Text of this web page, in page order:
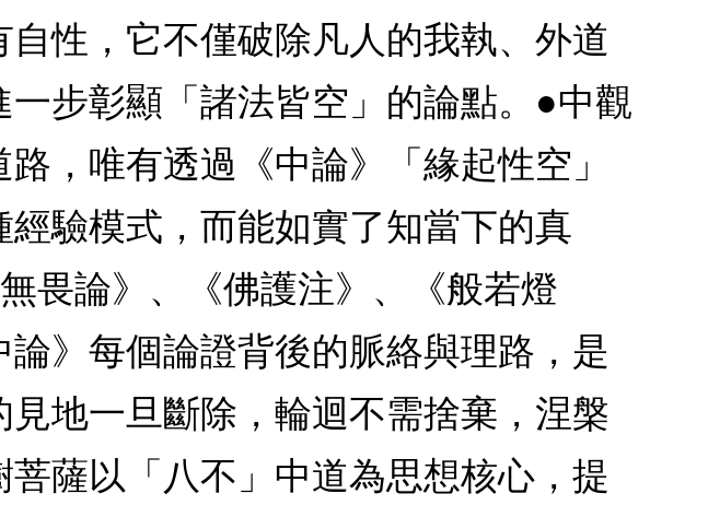
性，它不僅破除凡人的我執、外道
步彰顯「諸法皆空」的論點。●中觀
，唯有透過《中論》「緣起性空」
驗模式，而能如實了知當下的真
畏論》、《佛護注》、《般若燈
》每個論證背後的脈絡與理路，是
地一旦斷除，輪迴不需捨棄，涅槃
薩以「八不」中道為思想核心，提